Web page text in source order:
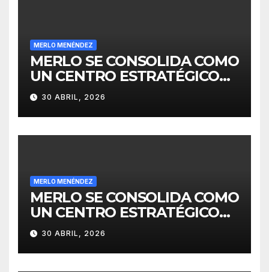
MERLO MENÉNDEZ
MERLO SE CONSOLIDA COMO
UN CENTRO ESTRATÉGICO
PARA EL DESARROLLO DE
INVERSIONES
30 ABRIL, 2026
MERLO MENÉNDEZ
MERLO SE CONSOLIDA COMO
UN CENTRO ESTRATÉGICO
PARA EL DESARROLLO DE
INVERSIONES
30 ABRIL, 2026